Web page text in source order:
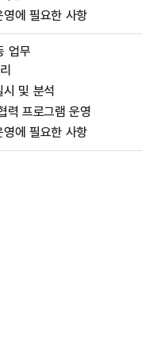
에 필요한 사항
업무
시 및 분석
력 프로그램 운영
에 필요한 사항